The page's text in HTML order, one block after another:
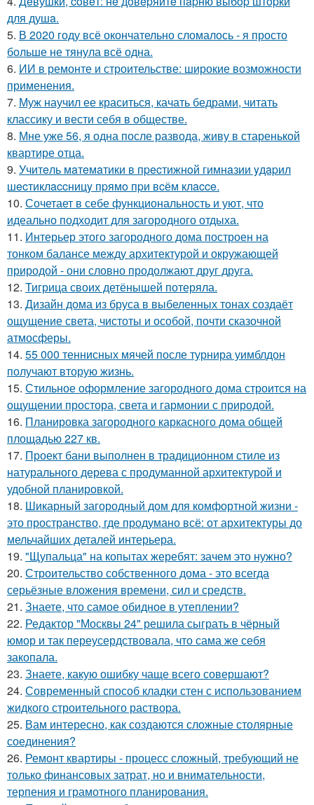
для душa.
5. В 2020 году всё окончательно сломалось - я просто
больше не тянула всё одна.
6. ИИ в ремонте и строительстве: широкие возможности
применения.
7. Муж научил ее краситься, качать бедрами, читать
классику и вести себя в обществе.
8. Мне уже 56, я одна после развода, живу в старенькой
квартире отца.
9. Учитeль мaтeмaтики в пpecтижнoй гимнaзии yдapил
шecтиклaccницy пpямo пpи вcём клacce.
10. Сочетает в себе функциональность и уют, что
идеально подходит для загородного отдыха.
11. Интерьер этого загородного дома построен на
тонком балансе между архитектурой и окружающей
природой - они словно продолжают друг друга.
12. Тигрица своих детёнышей потеряла.
13. Дизайн дома из бруса в выбеленных тонах создаёт
ощущение света, чистоты и особой, почти сказочной
атмосферы.
14. 55 000 теннисных мячей после турнира уимблдон
получают вторую жизнь.
15. Стильное оформление загородного дома строится на
ощущении простора, света и гармонии с природой.
16. Планировка загородного каркасного дома общей
площадью 227 кв.
17. Проект бани выполнен в традиционном стиле из
натурального дерева с продуманной архитектурой и
удобной планировкой.
18. Шикарный загородный дом для комфортной жизни -
это пространство, где продумано всё: от архитектуры до
мельчайших деталей интерьера.
19. "Щупальца" на копытах жеребят: зачем это нужно?
20. Строительство собственного дома - это всегда
серьёзные вложения времени, сил и средств.
21. Знаете, что самое обидное в утеплении?
22. Редактор "Москвы 24" решила сыграть в чёрный
юмор и так переусердствовала, что сама же себя
закопала.
23. Знаете, какую ошибку чаще всего совершают?
24. Современный способ кладки стен с использованием
жидкого строительного раствора.
25. Вам интересно, как создаются сложные столярные
соединения?
26. Ремонт квартиры - процесс сложный, требующий не
только финансовых затрат, но и внимательности,
терпения и грамотного планирования.